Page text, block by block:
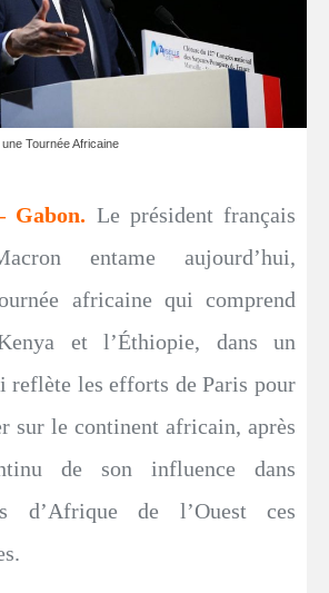
Tournée Africaine
Gabon. Le président français
entame aujourd’hui,
africaine qui comprend
et l’Éthiopie, dans un
reflète les efforts de Paris pour
sur le continent africain, après
de son influence dans
d’Afrique de l’Ouest ces